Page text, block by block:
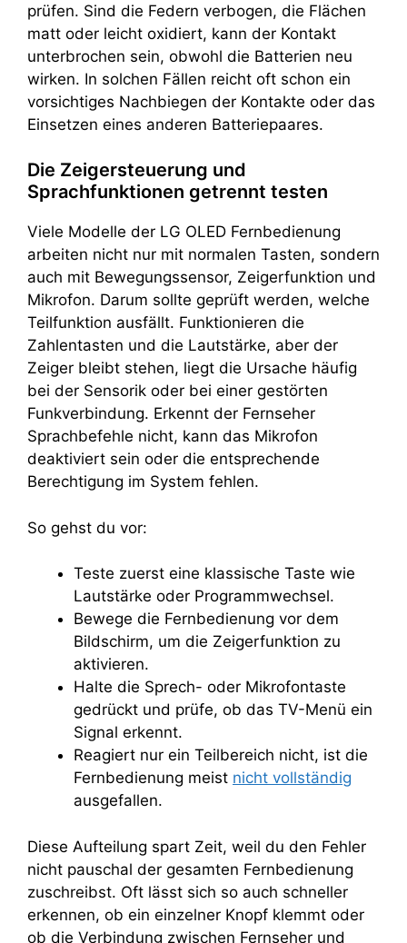
prüfen. Sind die Federn verbogen, die Flächen
matt oder leicht oxidiert, kann der Kontakt
unterbrochen sein, obwohl die Batterien neu
wirken. In solchen Fällen reicht oft schon ein
vorsichtiges Nachbiegen der Kontakte oder das
Einsetzen eines anderen Batteriepaares.
Die Zeigersteuerung und
Sprachfunktionen getrennt testen
Viele Modelle der LG OLED Fernbedienung
arbeiten nicht nur mit normalen Tasten, sondern
auch mit Bewegungssensor, Zeigerfunktion und
Mikrofon. Darum sollte geprüft werden, welche
Teilfunktion ausfällt. Funktionieren die
Zahlentasten und die Lautstärke, aber der
Zeiger bleibt stehen, liegt die Ursache häufig
bei der Sensorik oder bei einer gestörten
Funkverbindung. Erkennt der Fernseher
Sprachbefehle nicht, kann das Mikrofon
deaktiviert sein oder die entsprechende
Berechtigung im System fehlen.
So gehst du vor:
Teste zuerst eine klassische Taste wie
Lautstärke oder Programmwechsel.
Bewege die Fernbedienung vor dem
Bildschirm, um die Zeigerfunktion zu
aktivieren.
Halte die Sprech- oder Mikrofontaste
gedrückt und prüfe, ob das TV-Menü ein
Signal erkennt.
Reagiert nur ein Teilbereich nicht, ist die
Fernbedienung meist nicht vollständig
ausgefallen.
Diese Aufteilung spart Zeit, weil du den Fehler
nicht pauschal der gesamten Fernbedienung
zuschreibst. Oft lässt sich so auch schneller
erkennen, ob ein einzelner Knopf klemmt oder
ob die Verbindung zwischen Fernseher und